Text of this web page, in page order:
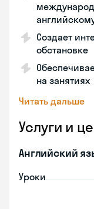
Создает
обстановке
на занятиях
Читать дальше
Услуги и
Английский
Уроки